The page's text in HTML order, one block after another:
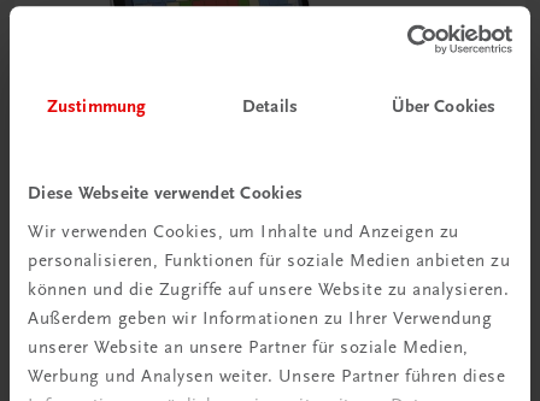
Zustimmung Details Über Cookies
Diese Webseite verwendet Cookies
Wir verwenden Cookies, um Inhalte und Anzeigen zu
personalisieren, Funktionen für soziale Medien anbieten zu
können und die Zugriffe auf unsere Website zu analysieren.
Außerdem geben wir Informationen zu Ihrer Verwendung
unserer Website an unsere Partner für soziale Medien,
Werbung und Analysen weiter. Unsere Partner führen diese
Multimedia-Typing Premium Semesterlizenz
€ 5,00